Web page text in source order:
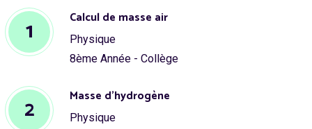
1 Calcul de masse air
Physique
8ème Année - Collège
2 Masse d'hydrogène
Physique